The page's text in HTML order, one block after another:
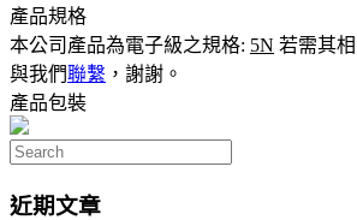
產品規格
本公司產品為電子級之規格: 5N 若需其
與我們聯繫 ，謝謝。
產品包裝
Search
for:
近期文章